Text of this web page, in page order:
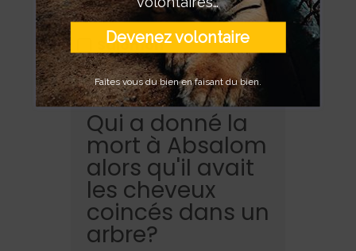
Salomon
Qui a donné la
mort à Absalom
alors qu'il avait
les cheveux
coincés dans un
arbre?
Devenez volontaire
Faîtes vous du bien en faisant du bien.